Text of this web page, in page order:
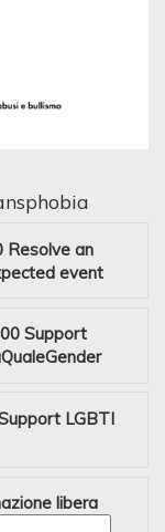
Resolve an
event
Support
LGBTI
libera